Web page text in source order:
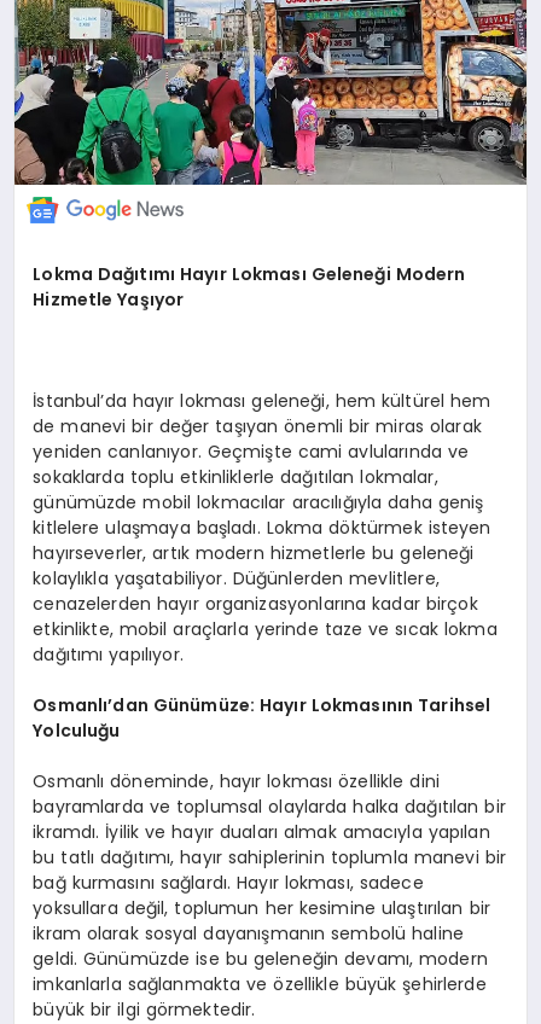
Lokma Dağıtımı Hayır Lokması Geleneği Modern
Hizmetle Yaşıyor
İstanbul’da hayır lokması geleneği, hem kültürel hem
de manevi bir değer taşıyan önemli bir miras olarak
yeniden canlanıyor. Geçmişte cami avlularında ve
sokaklarda toplu etkinliklerle dağıtılan lokmalar,
günümüzde mobil lokmacılar aracılığıyla daha geniş
kitlelere ulaşmaya başladı. Lokma döktürmek isteyen
hayırseverler, artık modern hizmetlerle bu geleneği
kolaylıkla yaşatabiliyor. Düğünlerden mevlitlere,
cenazelerden hayır organizasyonlarına kadar birçok
etkinlikte, mobil araçlarla yerinde taze ve sıcak lokma
dağıtımı yapılıyor.
Osmanlı’dan Günümüze: Hayır Lokmasının Tarihsel
Yolculuğu
Osmanlı döneminde, hayır lokması özellikle dini
bayramlarda ve toplumsal olaylarda halka dağıtılan bir
ikramdı. İyilik ve hayır duaları almak amacıyla yapılan
bu tatlı dağıtımı, hayır sahiplerinin toplumla manevi bir
bağ kurmasını sağlardı. Hayır lokması, sadece
yoksullara değil, toplumun her kesimine ulaştırılan bir
ikram olarak sosyal dayanışmanın sembolü haline
geldi. Günümüzde ise bu geleneğin devamı, modern
imkanlarla sağlanmakta ve özellikle büyük şehirlerde
büyük bir ilgi görmektedir.